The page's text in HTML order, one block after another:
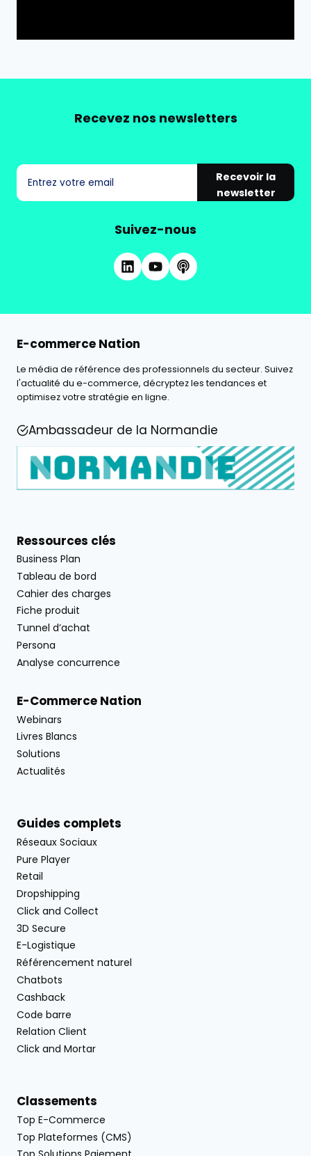
Recevez nos newsletters
Recevoir la
newsletter
Suivez-nous
E-commerce Nation
Le média de référence des professionnels du secteur. Suivez
l'actualité du e-commerce, décryptez les tendances et
optimisez votre stratégie en ligne.
Ambassadeur de la Normandie
Ressources clés
Business Plan
Tableau de bord
Cahier des charges
Fiche produit
Tunnel d’achat
Persona
Analyse concurrence
E-Commerce Nation
Webinars
Livres Blancs
Solutions
Actualités
Guides complets
Réseaux Sociaux
Pure Player
Retail
Dropshipping
Click and Collect
3D Secure
E-Logistique
Référencement naturel
Chatbots
Cashback
Code barre
Relation Client
Click and Mortar
Classements
Top E-Commerce
Top Plateformes (CMS)